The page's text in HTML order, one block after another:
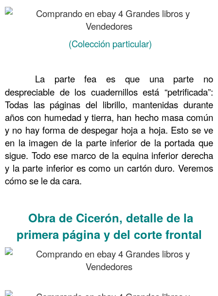
(Colección particular)
La parte fea es que una parte no
despreciable de los cuadernillos está “petrificada”:
Todas las páginas del librillo, mantenidas durante
años con humedad y tierra, han hecho masa común
y no hay forma de despegar hoja a hoja. Esto se ve
en la imagen de la parte inferior de la portada que
sigue. Todo ese marco de la equina inferior derecha
y la parte inferior es como un cartón duro. Veremos
cómo se le da cara.
Obra de Cicerón, detalle de la
primera página y del corte frontal